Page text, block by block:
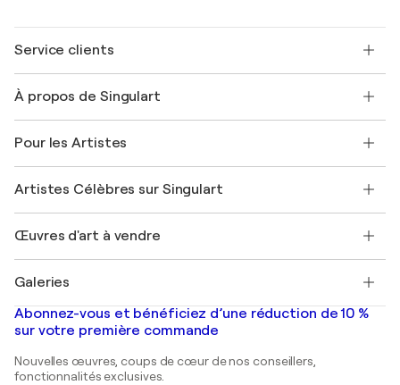
Service clients
Expédition
Offrir une carte cadeau
Rejoignez notre programme commercial
Mon compte
+33 1 76 44 06 42
À propos de Singulart
FAQ
Magazine Singulart
Emplois
Découvrez une sélection d'art original
Pour les Artistes
Se connecter en tant qu'Artiste
Artistes Célèbres sur Singulart
Marc Chagall
Banksy
Mr. Brainwash
Shepard Fairey
Œuvres d'art à vendre
Tableaux abstraits à vendre
Peintures de paysage
Estampes
Peintures acryliques
Galeries
Galeries d'art en France
Galeries d'art en Belgique
Abonnez-vous et bénéficiez d’une réduction de 10 %
sur votre première commande
Nouvelles œuvres, coups de cœur de nos conseillers,
fonctionnalités exclusives.